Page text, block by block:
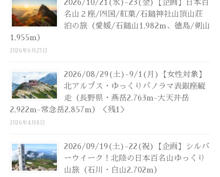
2026/10/21(水)-23(金)【企画】日本百
名山２座/四国/紅葉/石鎚神社山頂山荘
泊の旅（愛媛/石鎚山1,982m、徳島/剣山
1,955m）
2026年6月25日
2026/08/29(土)-9/1(月)【女性対象】
北アルプス・ゆっくりパノラマ表銀座縦
走（長野県・燕岳2,763m-大天井岳
2,922m-常念岳2,857m）＜残1＞
2026年4月8日
2026/09/19(土)-22(祝)【企画】シルバ
ーウイーク！北陸の日本百名山ゆっくり
山旅（石川・白山2,702m）